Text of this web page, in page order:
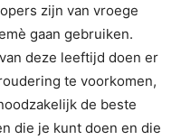
zijn van vroege
gaan gebruiken.
deze leeftijd doen er
te voorkomen,
de beste
die je kunt doen en die